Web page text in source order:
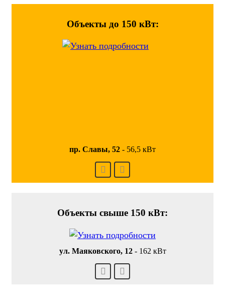
Объекты до 150 кВт:
пр. Славы, 52 - 56,5 кВт
Объекты свыше 150 кВт:
ул. Маяковского, 12- 162 кВт